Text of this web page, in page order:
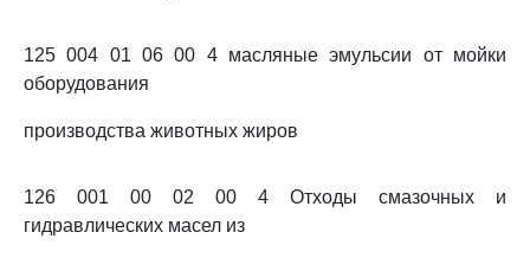
125 004 01 06 00 4 масляные эмульсии от мойки
оборудования
производства животных жиров
126 001 00 02 00 4 Отходы смазочных и
гидравлических масел из